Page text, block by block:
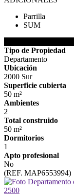
Parrilla
SUM
Tipo de Propiedad
Departamento
Ubicación
2000 Sur
Superficie cubierta
50 m²
Ambientes
2
Total construido
50 m²
Dormitorios
1
Apto profesional
No
(REF. MAP6553994)